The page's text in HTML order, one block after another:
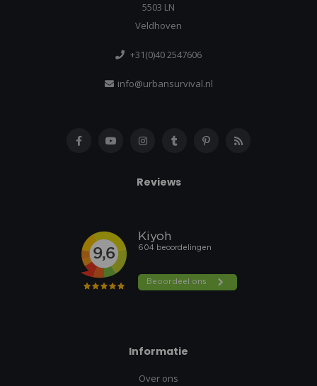
5503 LN
Veldhoven
+31(0)40 2547606
info@urbansurvival.nl
Reviews
Informatie
Over ons